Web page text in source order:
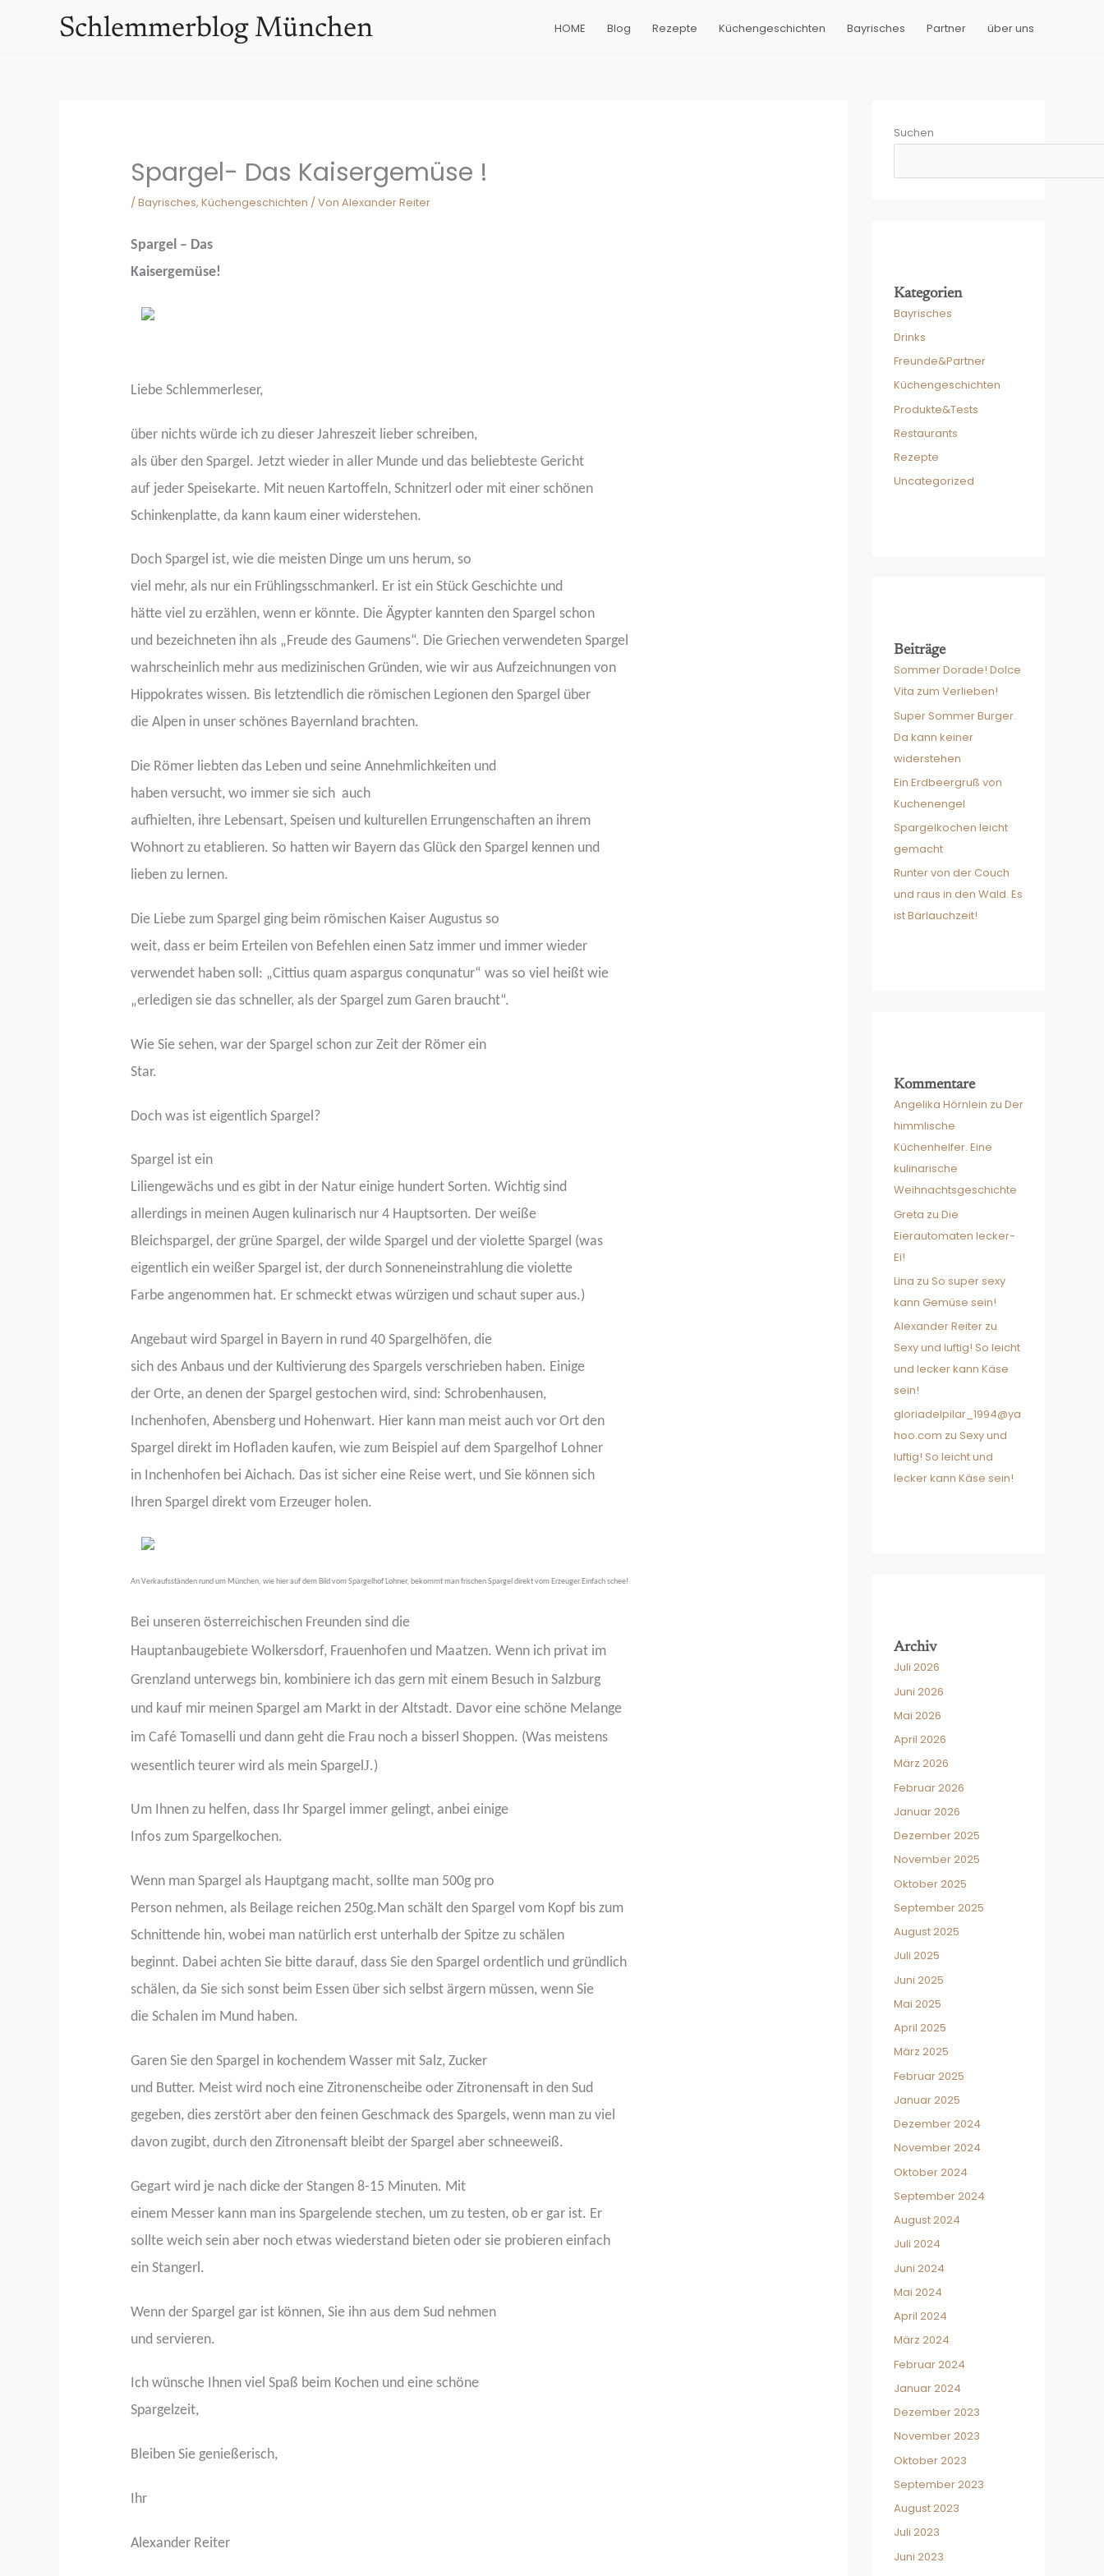
Schlemmerblog München HOME Blog Rezepte Küchengeschichten Bayrisches Partner über uns
Spargel- Das Kaisergemüse !
/ Bayrisches, Küchengeschichten / Von Alexander Reiter
Spargel – Das
Kaisergemüse!
Liebe Schlemmerleser,
über nichts würde ich zu dieser Jahreszeit lieber schreiben,
als über den Spargel. Jetzt wieder in aller Munde und das beliebteste Gericht
auf jeder Speisekarte. Mit neuen Kartoffeln, Schnitzerl oder mit einer schönen
Schinkenplatte, da kann kaum einer widerstehen.
Doch Spargel ist, wie die meisten Dinge um uns herum, so
viel mehr, als nur ein Frühlingsschmankerl. Er ist ein Stück Geschichte und
hätte viel zu erzählen, wenn er könnte. Die Ägypter kannten den Spargel schon
und bezeichneten ihn als „Freude des Gaumens“. Die Griechen verwendeten Spargel
wahrscheinlich mehr aus medizinischen Gründen, wie wir aus Aufzeichnungen von
Hippokrates wissen. Bis letztendlich die römischen Legionen den Spargel über
die Alpen in unser schönes Bayernland brachten.
Die Römer liebten das Leben und seine Annehmlichkeiten und
haben versucht, wo immer sie sich auch
aufhielten, ihre Lebensart, Speisen und kulturellen Errungenschaften an ihrem
Wohnort zu etablieren. So hatten wir Bayern das Glück den Spargel kennen und
lieben zu lernen.
Die Liebe zum Spargel ging beim römischen Kaiser Augustus so
weit, dass er beim Erteilen von Befehlen einen Satz immer und immer wieder
verwendet haben soll: „Cittius quam aspargus conqunatur“ was so viel heißt wie
„erledigen sie das schneller, als der Spargel zum Garen braucht“.
Wie Sie sehen, war der Spargel schon zur Zeit der Römer ein
Star.
Doch was ist eigentlich Spargel?
Spargel ist ein
Liliengewächs und es gibt in der Natur einige hundert Sorten. Wichtig sind
allerdings in meinen Augen kulinarisch nur 4 Hauptsorten. Der weiße
Bleichspargel, der grüne Spargel, der wilde Spargel und der violette Spargel (was
eigentlich ein weißer Spargel ist, der durch Sonneneinstrahlung die violette
Farbe angenommen hat. Er schmeckt etwas würzigen und schaut super aus.)
Angebaut wird Spargel in Bayern in rund 40 Spargelhöfen, die
sich des Anbaus und der Kultivierung des Spargels verschrieben haben. Einige
der Orte, an denen der Spargel gestochen wird, sind: Schrobenhausen,
Inchenhofen, Abensberg und Hohenwart. Hier kann man meist auch vor Ort den
Spargel direkt im Hofladen kaufen, wie zum Beispiel auf dem Spargelhof Lohner
in Inchenhofen bei Aichach. Das ist sicher eine Reise wert, und Sie können sich
Ihren Spargel direkt vom Erzeuger holen.
An Verkaufsständen rund um München, wie hier auf dem Bild vom Spargelhof Lohner, bekommt man frischen Spargel direkt vom Erzeuger.Einfach schee!
Bei unseren österreichischen Freunden sind die
Hauptanbaugebiete Wolkersdorf, Frauenhofen und Maatzen. Wenn ich privat im
Grenzland unterwegs bin, kombiniere ich das gern mit einem Besuch in Salzburg
und kauf mir meinen Spargel am Markt in der Altstadt. Davor eine schöne Melange
im Café Tomaselli und dann geht die Frau noch a bisserl Shoppen. (Was meistens
wesentlich teurer wird als mein Spargel J.)
Um Ihnen zu helfen, dass Ihr Spargel immer gelingt, anbei einige
Infos zum Spargelkochen.
Wenn man Spargel als Hauptgang macht, sollte man 500g pro
Person nehmen, als Beilage reichen 250g.Man schält den Spargel vom Kopf bis zum
Schnittende hin, wobei man natürlich erst unterhalb der Spitze zu schälen
beginnt. Dabei achten Sie bitte darauf, dass Sie den Spargel ordentlich und gründlich
schälen, da Sie sich sonst beim Essen über sich selbst ärgern müssen, wenn Sie
die Schalen im Mund haben.
Garen Sie den Spargel in kochendem Wasser mit Salz, Zucker
und Butter. Meist wird noch eine Zitronenscheibe oder Zitronensaft in den Sud
gegeben, dies zerstört aber den feinen Geschmack des Spargels, wenn man zu viel
davon zugibt, durch den Zitronensaft bleibt der Spargel aber schneeweiß.
Gegart wird je nach dicke der Stangen 8-15 Minuten. Mit
einem Messer kann man ins Spargelende stechen, um zu testen, ob er gar ist. Er
sollte weich sein aber noch etwas wiederstand bieten oder sie probieren einfach
ein Stangerl.
Wenn der Spargel gar ist können, Sie ihn aus dem Sud nehmen
und servieren.
Ich wünsche Ihnen viel Spaß beim Kochen und eine schöne
Spargelzeit,
Bleiben Sie genießerisch,
Ihr
Alexander Reiter
Suchen
Kategorien
Bayrisches
Drinks
Freunde&Partner
Küchengeschichten
Produkte&Tests
Restaurants
Rezepte
Uncategorized
Beiträge
Sommer Dorade! Dolce
Vita zum Verlieben!
Super Sommer Burger.
Da kann keiner
widerstehen
Ein Erdbeergruß von
Kuchenengel
Spargelkochen leicht
gemacht
Runter von der Couch
und raus in den Wald. Es
ist Bärlauchzeit!
Kommentare
Angelika Hörnlein zu Der
himmlische
Küchenhelfer. Eine
kulinarische
Weihnachtsgeschichte
Greta zu Die
Eierautomaten lecker-
Ei!
Lina zu So super sexy
kann Gemüse sein!
Alexander Reiter zu
Sexy und luftig! So leicht
und lecker kann Käse
sein!
gloriadelpilar_1994@ya
hoo.com zu Sexy und
luftig! So leicht und
lecker kann Käse sein!
Archiv
Juli 2026
Juni 2026
Mai 2026
April 2026
März 2026
Februar 2026
Januar 2026
Dezember 2025
November 2025
Oktober 2025
September 2025
August 2025
Juli 2025
Juni 2025
Mai 2025
April 2025
März 2025
Februar 2025
Januar 2025
Dezember 2024
November 2024
Oktober 2024
September 2024
August 2024
Juli 2024
Juni 2024
Mai 2024
April 2024
März 2024
Februar 2024
Januar 2024
Dezember 2023
November 2023
Oktober 2023
September 2023
August 2023
Juli 2023
Juni 2023